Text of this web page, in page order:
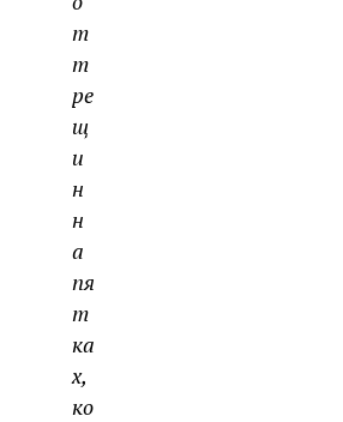
т
т
ре
щ
и
н
н
а
пя
т
ка
х,
ко